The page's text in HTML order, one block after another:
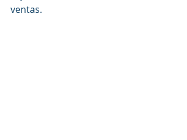
ventas.